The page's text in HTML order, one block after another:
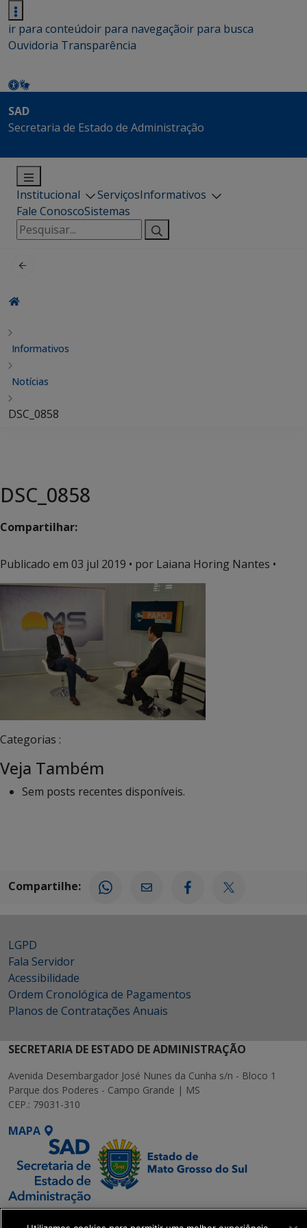
ir para conteúdoir para navegaçãoir para busca
Ouvidoria Transparência
SAD
Secretaria de Estado de Administração
Institucional ServiçosInformativos
Fale ConoscoSistemas
Pesquisar
por:
Informativos
Notícias
DSC_0858
DSC_0858
Compartilhar:
Publicado em 03 jul 2019 • por Laiana Horing Nantes •
Categorias :
Veja Também
Sem posts recentes disponíveis.
Compartilhe:
LGPD
Fala Servidor
Acessibilidade
Ordem Cronológica de Pagamentos
Planos de Contratações Anuais
SECRETARIA DE ESTADO DE ADMINISTRAÇÃO
Avenida Desembargador José Nunes da Cunha s/n - Bloco 1
Parque dos Poderes - Campo Grande | MS
CEP.: 79031-310
MAPA